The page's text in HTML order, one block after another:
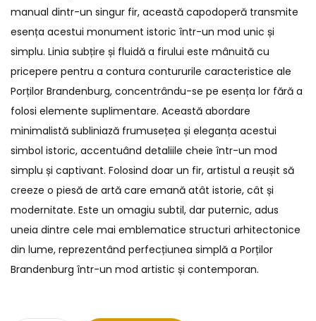
manual dintr-un singur fir, această capodoperă transmite
esența acestui monument istoric într-un mod unic și
simplu. Linia subțire și fluidă a firului este mânuită cu
pricepere pentru a contura contururile caracteristice ale
Porților Brandenburg, concentrându-se pe esența lor fără a
folosi elemente suplimentare. Această abordare
minimalistă subliniază frumusețea și eleganța acestui
simbol istoric, accentuând detaliile cheie într-un mod
simplu și captivant. Folosind doar un fir, artistul a reușit să
creeze o piesă de artă care emană atât istorie, cât și
modernitate. Este un omagiu subtil, dar puternic, adus
uneia dintre cele mai emblematice structuri arhitectonice
din lume, reprezentând perfecțiunea simplă a Porților
Brandenburg într-un mod artistic și contemporan.